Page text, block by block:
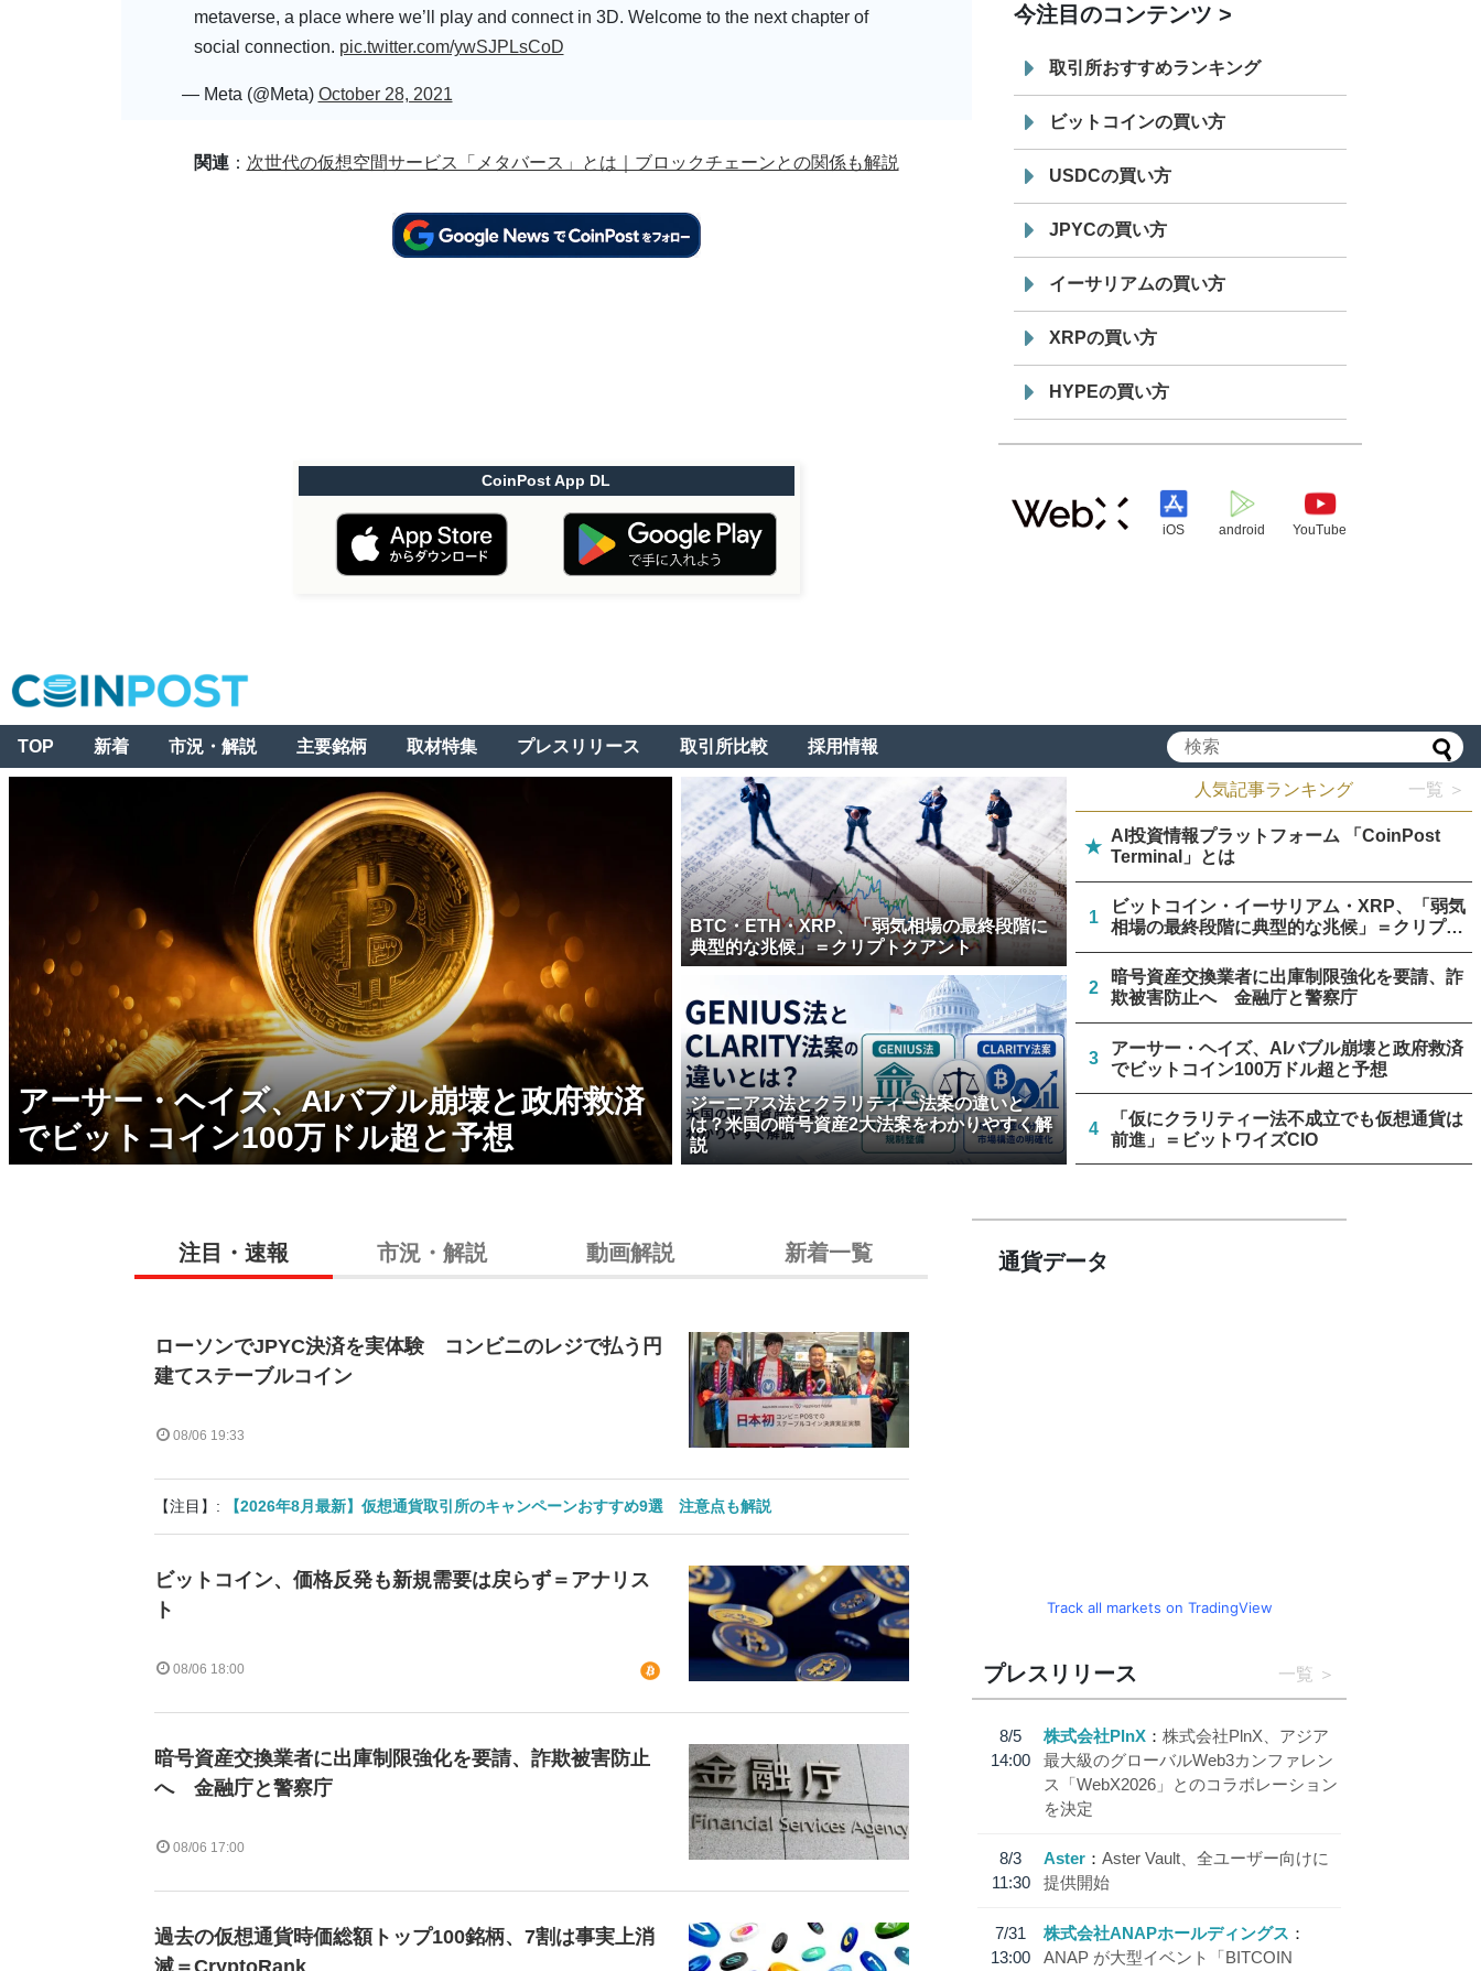
metaverse, a place where we’ll play and connect in 3D. Welcome to the next chapter of
social connection. pic.twitter.com/ywSJPLsCoD
— Meta (@Meta) October 28, 2021
関連： 次世代の仮想空間サービス「メタバース」とは｜ブロックチェーンとの関係も解説
CoinPost App DL
19:30
てステーブルコイン「JPYSC」徹底解
説セミナーを開催
今注目のコンテンツ
取引所おすすめランキング
ビットコインの買い方
USDCの買い方
JPYCの買い方
イーサリアムの買い方
XRPの買い方
HYPEの買い方
iOS android YouTube
TOP 新着 市況・解説 主要銘柄 取材特集 プレスリリース 取引所比較 採用情報
アーサー・ヘイズ、AIバブル崩壊と政府救済
でビットコイン100万ドル超と予想
BTC・ETH・XRP、「弱気相場の最終段階に
典型的な兆候」＝クリプトクアント
ジーニアス法とクラリティー法案の違いと
は？米国の暗号資産2大法案をわかりやすく解
説
人気記事ランキング 一覧 ＞
★
AI投資情報プラットフォーム 「CoinPost
Terminal」とは
1
ビットコイン・イーサリアム・XRP、「弱気
相場の最終段階に典型的な兆候」＝クリプト
クアント
2
暗号資産交換業者に出庫制限強化を要請、詐
欺被害防止へ 金融庁と警察庁
3
アーサー・ヘイズ、AIバブル崩壊と政府救済
でビットコイン100万ドル超と予想
4
「仮にクラリティー法不成立でも仮想通貨は
前進」＝ビットワイズCIO
注目・速報 市況・解説 動画解説 新着一覧
ローソンでJPYC決済を実体験 コンビニのレジで払う円
建てステーブルコイン
08/06 19:33
【注目】: 【2026年8月最新】仮想通貨取引所のキャンペーンおすすめ9選 注意点も解説
ビットコイン、価格反発も新規需要は戻らず＝アナリス
ト
08/06 18:00
暗号資産交換業者に出庫制限強化を要請、詐欺被害防止
へ 金融庁と警察庁
08/06 17:00
過去の仮想通貨時価総額トップ100銘柄、7割は事実上消
通貨データ
Track all markets on TradingView
プレスリリース 一覧
8/5
14:00
株式会社PlnX
株式会社PlnX、アジア
最大級のグローバルWeb3カンファレン
ス「WebX2026」とのコラボレーション
を決定
8/3
11:30
Aster
Aster Vault、全ユーザー向けに
提供開始
7/31
13:00
株式会社ANAPホールディングス
ANAP が大型イベント「BITCOIN